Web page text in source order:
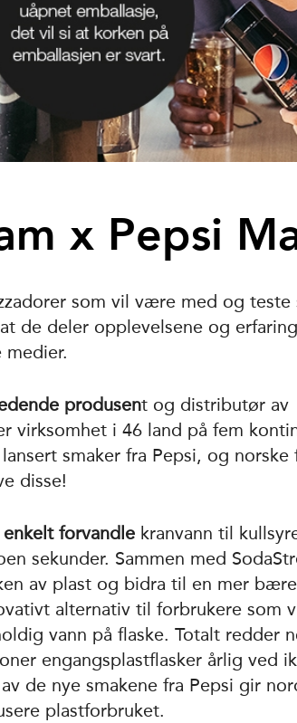
x Pepsi
som vil være med og teste
de deler opplevelsene og
medier.
produsent og distributør av
virksomhet i 46 land på fem
smaker fra Pepsi, og
disse!
forvandle kranvann til
sekunder. Sammen med
av plast og bidra til en mer
alternativ til forbrukere som
vann på flaske. Totalt redder
engangsplastflasker årlig ved
de nye smakene fra Pepsi gir
plastforbruket.